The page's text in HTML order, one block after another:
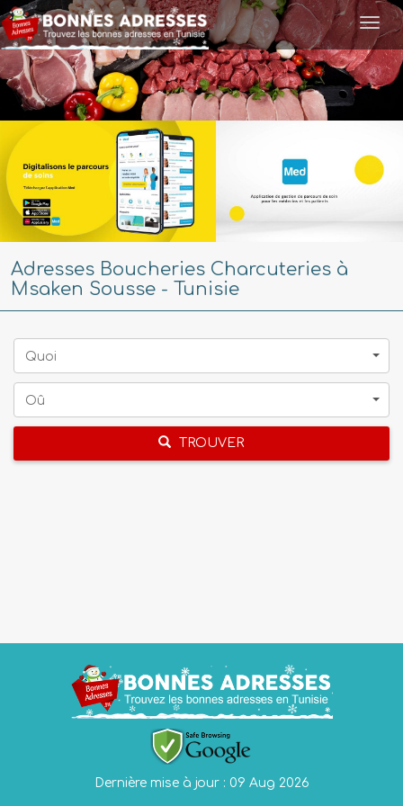
Adresses Boucheries Charcuteries à
Msaken Sousse - Tunisie
Quoi
Oû
TROUVER
Dernière mise à jour : 09 Aug 2026